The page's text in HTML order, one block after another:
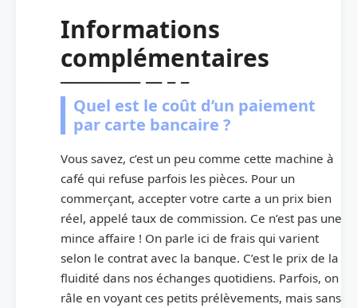
Informations
complémentaires
Quel est le coût d’un paiement
par carte bancaire ?
Vous savez, c’est un peu comme cette machine à
café qui refuse parfois les pièces. Pour un
commerçant, accepter votre carte a un prix bien
réel, appelé taux de commission. Ce n’est pas une
mince affaire ! On parle ici de frais qui varient
selon le contrat avec la banque. C’est le prix de la
fluidité dans nos échanges quotidiens. Parfois, on
râle en voyant ces petits prélèvements, mais sans